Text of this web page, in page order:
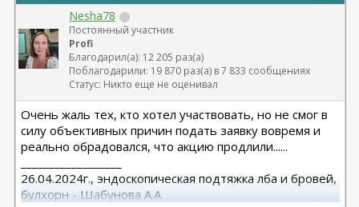
Nesha78
Постоянный участник
Profi
Благодарил(а): 12 205 раз(а)
Поблагодарили: 19 870 раз(а) в 7 833 сообщениях
Статус: Никто еще не оценивал
Очень жаль тех, кто хотел участвовать, но не смог в
силу объективных причин подать заявку вовремя и
реально обрадовался, что акцию продлили......
26.04.2024г., эндоскопическая подтяжка лба и бровей,
булхорн - Шабунова А.А.